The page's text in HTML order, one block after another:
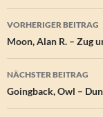
VORHERIGER BEITRAG
Moon, Alan R. – Zug
NÄCHSTER BEITRAG
Goingback, Owl –